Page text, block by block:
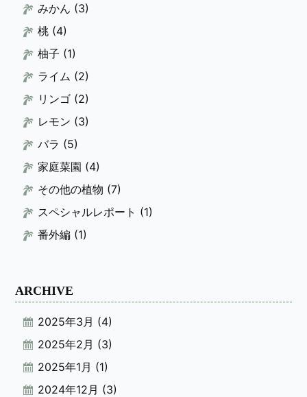
みかん (3)
桃 (4)
柚子 (1)
ライム (2)
リンゴ (2)
レモン (3)
バラ (5)
家庭菜園 (4)
その他の植物 (7)
スペシャルレポート (1)
番外編 (1)
ARCHIVE
2025年3月 (4)
2025年2月 (3)
2025年1月 (1)
2024年12月 (3)